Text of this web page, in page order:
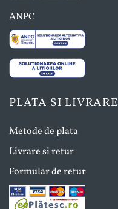
ANPC
PLATA SI LIVRARE
Metode de plata
Livrare si retur
Formular de retur